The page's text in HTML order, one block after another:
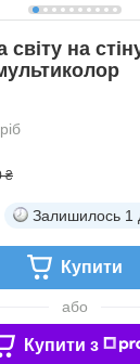
світу на
₴
Залишилось 1
Купити
або
Купити з